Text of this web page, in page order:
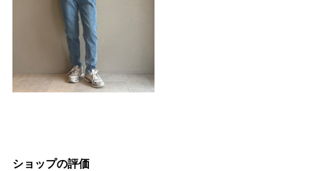
ショップの評価